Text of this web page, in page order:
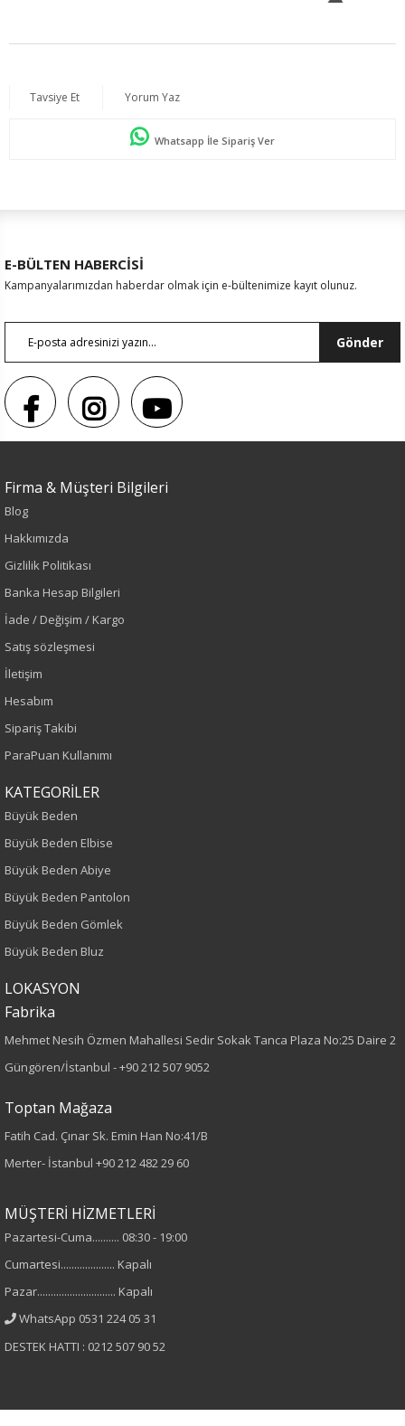
Sezon : YAZLIK
Renk
Sezon
Yaş Grubu
Bel
Kalıp
Boy
100
Paça Tipi
Geniş Paça
Kumaş Tipi
Dokuma
Desen
Düz
Kumaş
%95 Polyester
%5 Elastan
Tavsiye Et Yorum Yaz
Whatsapp İle Sipariş Ver
E-BÜLTEN HABERCİSİ
Kampanyalarımızdan haberdar olmak için e-bültenimize kayıt olunuz.
Gönder
Firma & Müşteri Bilgileri
Blog
Hakkımızda
Gizlilik Politikası
Banka Hesap Bilgileri
İade / Değişim / Kargo
Satış sözleşmesi
İletişim
Hesabım
Sipariş Takibi
ParaPuan Kullanımı
KATEGORİLER
Büyük Beden
Büyük Beden Elbise
Büyük Beden Abiye
Büyük Beden Pantolon
Büyük Beden Gömlek
Büyük Beden Bluz
LOKASYON
Fabrika
Mehmet Nesih Özmen Mahallesi Sedir Sokak Tanca Plaza No:25 Daire 2
Güngören/İstanbul -+90 212 507 9052
Toptan Mağaza
Fatih Cad. Çınar Sk. Emin Han No:41/B
Merter- İstanbul +90 212 482 29 60
MÜŞTERİ HİZMETLERİ
Pazartesi-Cuma.......... 08:30 - 19:00
Cumartesi.................... Kapalı
Pazar............................. Kapalı
WhatsApp 0531 224 05 31
DESTEK HATTI : 0212 507 90 52